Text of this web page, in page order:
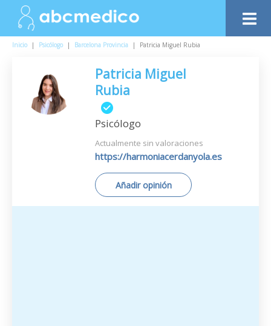
Inicio | Psicólogo | Barcelona Provincia | Patricia Miguel Rubia
Patricia Miguel
Rubia
Psicólogo
Actualmente sin valoraciones
https://harmoniacerdanyola.es
Añadir opinión